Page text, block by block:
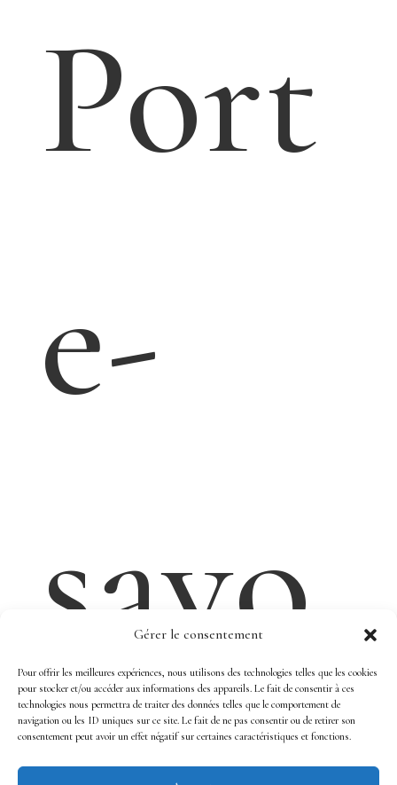
Gérer le consentement
Pour offrir les meilleures expériences, nous utilisons des technologies telles que les cookies
pour stocker et/ou accéder aux informations des appareils. Le fait de consentir à ces
technologies nous permettra de traiter des données telles que le comportement de
navigation ou les ID uniques sur ce site. Le fait de ne pas consentir ou de retirer son
consentement peut avoir un effet négatif sur certaines caractéristiques et fonctions.
Savo
n le
Mys